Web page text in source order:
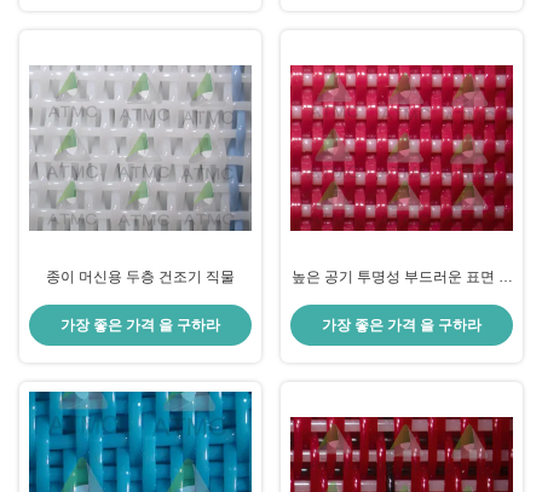
종이 머신용 두층 건조기 직물
가장 좋은 가격 을 구하라
높은 공기 투명성 부드러운 표면 건
가장 좋은 가격 을 구하라